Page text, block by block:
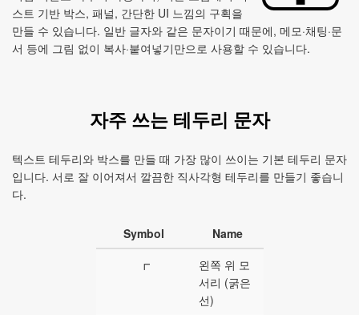
스트 기반 박스, 패널, 간단한 UI 느낌의 구획을
만들 수 있습니다. 일반 글자와 같은 문자이기 때문에, 메모·채팅·문
서 등에 그림 없이 복사·붙여넣기만으로 사용할 수 있습니다.
자주 쓰는 테두리 문자
텍스트 테두리와 박스를 만들 때 가장 많이 쓰이는 기본 테두리 문자
입니다. 서로 잘 이어져서 깔끔한 직사각형 테두리를 만들기 좋습니
다.
Symbol
Name
┏
왼쪽 위 모
서리 (굵은
선)